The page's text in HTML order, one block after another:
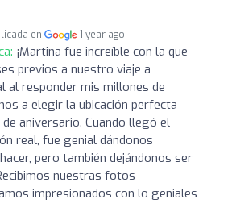
en 1 year ago
¡Martina fue increíble con la que
previos a nuestro viaje a
al responder mis millones de
a elegir la ubicación perfecta
aniversario. Cuando llegó el
real, fue genial dándonos
pero también dejándonos ser
nuestras fotos
impresionados con lo geniales